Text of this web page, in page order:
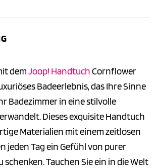
demJoop! HandtuchCornflower
Badeerlebnis, das Ihre Sinne
Badezimmer in eine stilvolle
Dieses exquisite Handtuch
Materialien mit einem zeitlosen
jeden Tag ein Gefühl von purer
Tauchen Sie ein in die Welt